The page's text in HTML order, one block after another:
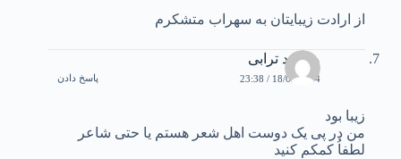
از ارادت زيبايتان به سهراب متشکرم
محمود ترابی
18/03/2004 / 23:38 پاسخ دادن
زیبا بود
من در پی یک دوست اهل شعر هستم یا حتی شاعر
لطفاُ کمکم کنید